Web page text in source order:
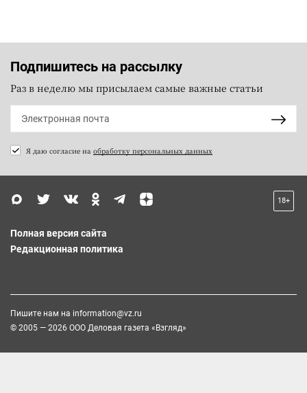
Подпишитесь на рассылку
Раз в неделю мы присылаем самые важные статьи
Я даю согласие на обработку персональных данных
18+
Полная версия сайта
Редакционная политика
Пишите нам на information@vz.ru
© 2005 — 2026 ООО Деловая газета «Взгляд»